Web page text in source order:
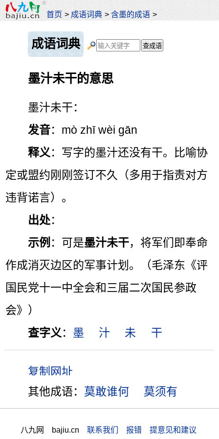
首页 > 成语词典 >含墨的成语 >
成语词典
墨汁未干的意思
墨汁未干：
发音：mò zhī wèi gān
释义 ：写字的墨汁还没有干。比喻协
定或盟约刚刚签订不久（多用于指责对方
违背诺言）。
出处：
示例 ：可是墨汁未干，将军们即奉命
作成消灭边区的军事计划。（毛泽东《评
国民党十一中全会和三届二次国民参政
会》）
查字义 ： 墨 汁 未 干
其他成语： 莫敢谁何 莫须有
八九网 bajiu.cn 联系我们 报错 提意见和建议